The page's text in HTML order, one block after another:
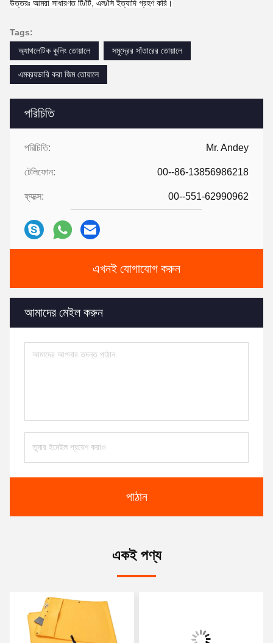
পরিচিতি
পরিচিতি: Mr. Andey
টেলিফোন: 00--86-13856986218
ফ্যাক্স: 00--551-62990962
এখনই যোগাযোগ করুন
আমাদের মেইল ​​করুন
পাঠান
উত্তরঃ আমরা সাধারণত টি/টি, এল/সি ইত্যাদি গ্রহণ করি।
Tags:
অ্যাথলেটিক কুলিং তোয়ালে
সমুদ্রের সাঁতারের তোয়ালে
এমব্রয়ডারি করা জিম তোয়ালে
একই পণ্য